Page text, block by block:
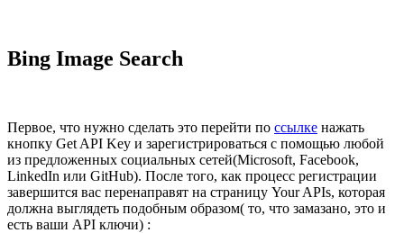
Bing Image Search
Первое, что нужно сделать это перейти по ссылке нажать
кнопку Get API Key и зарегистрироваться с помощью любой
из предложенных социальных сетей(Microsoft, Facebook,
LinkedIn или GitHub). После того, как процесс регистрации
завершится вас перенаправят на страницу Your APIs, которая
должна выглядеть подобным образом( то, что замазано, это и
есть ваши API ключи) :